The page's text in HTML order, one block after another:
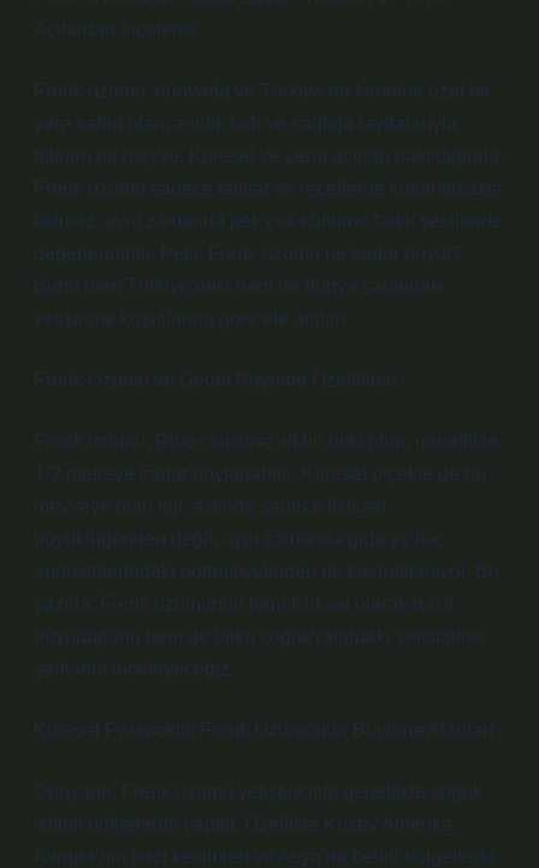
Açılardan İnceleme
Frenk üzümü, dünyada ve Türkiye’de kendine özel bir
yere sahip olan, asidik tadı ve sağlığa faydalarıyla
bilinen bir meyve. Küresel ve yerel açıdan bakıldığında,
Frenk üzümü sadece tatlılar ve reçellerde kullanılmakla
kalmaz, aynı zamanda pek çok kültürde farklı şekillerde
değerlendirilir. Peki, Frenk üzümü ne kadar büyür?
Bunu hem Türkiye’deki hem de dünya çapındaki
yetiştirme koşullarına göre ele alalım.
Frenk Üzümü ve Genel Büyüme Özellikleri
Frenk üzümü, Ribes cinsine ait bir bitki olup, genellikle
1-2 metreye kadar boylanabilir. Küresel ölçekte de bu
meyveye olan ilgi, aslında sadece fiziksel
büyüklüğünden değil, aynı zamanda gıda ve ilaç
endüstrilerindeki potansiyelinden de kaynaklanıyor. Bu
yazıda, Frenk üzümünün hem fiziksel olarak nasıl
büyüdüğünü hem de farklı coğrafyalardaki yetiştirilme
şartlarını inceleyeceğiz.
Küresel Perspektif: Frenk Üzümünün Büyüme Alanları
Dünyada, Frenk üzümü yetiştiriciliği genellikle soğuk
iklimli bölgelerde yapılır. Özellikle Kuzey Amerika,
Avrupa’nın bazı kesimleri ve Asya’da belirli bölgelerde